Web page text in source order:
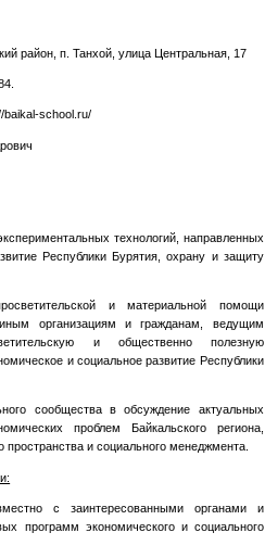
район, п. Танхой, улица Центральная, 17
baikal-school.ru/
технологий, направленных
Республики Бурятия, охрану и защиту
и материальной помощи
организациям и гражданам, ведущим
и общественно полезную
и социальное развитие Республики
сообщества в обсуждение актуальных
проблем Байкальского региона,
и социального менеджмента.
с заинтересованными органами и
программ экономического и социального